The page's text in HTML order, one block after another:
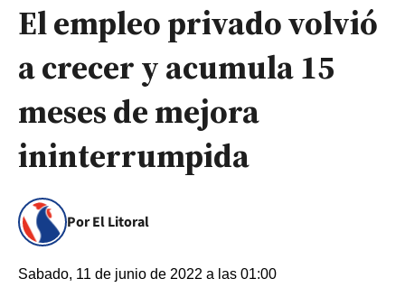
El empleo privado volvió
a crecer y acumula 15
meses de mejora
ininterrumpida
Por El Litoral
Sabado, 11 de junio de 2022 a las 01:00